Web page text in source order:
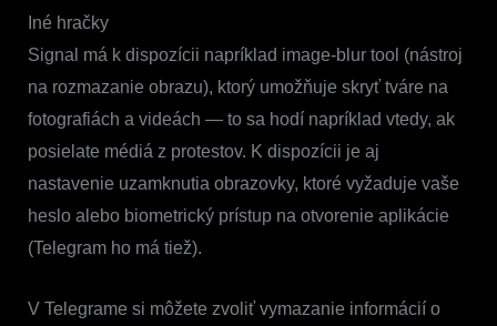
Iné hračky
Signal má k dispozícii napríklad image-blur tool (nástroj
na rozmazanie obrazu), ktorý umožňuje skryť tváre na
fotografiách a videách — to sa hodí napríklad vtedy, ak
posielate médiá z protestov. K dispozícii je aj
nastavenie uzamknutia obrazovky, ktoré vyžaduje vaše
heslo alebo biometrický prístup na otvorenie aplikácie
(Telegram ho má tiež).
V Telegrame si môžete zvoliť vymazanie informácií o